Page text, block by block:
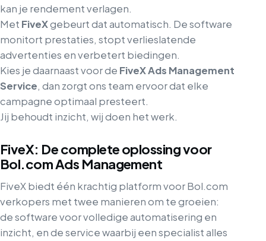
kan je rendement verlagen.
Met FiveXgebeurt dat automatisch. De software
monitort prestaties, stopt verlieslatende
advertenties en verbetert biedingen.
Kies je daarnaast voor de FiveX Ads Management
Service, dan zorgt ons team ervoor dat elke
campagne optimaal presteert.
Jij behoudt inzicht, wij doen het werk.
FiveX: De complete oplossing voor
Bol.com Ads Management
FiveX biedt één krachtig platform voor Bol.com
verkopers met twee manieren om te groeien:
de software voor volledige automatisering en
inzicht, en de service waarbij een specialist alles